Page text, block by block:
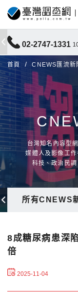
02-2747-1331
首頁 CNEWS匯流新
台灣知名內容型
媒體人及影像工
科技、政治民
所有CNEWS
8成糖尿病患深
倍
2025-11-04